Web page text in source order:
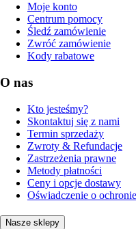
Moje konto
Centrum pomocy
Śledź zamówienie
Zwróć zamówienie
Kody rabatowe
O nas
Kto jesteśmy?
Skontaktuj się z nami
Termin sprzedaży
Zwroty & Refundacje
Zastrzeżenia prawne
Metody płatności
Ceny i opcje dostawy
Oświadczenie o
Nasze sklepy